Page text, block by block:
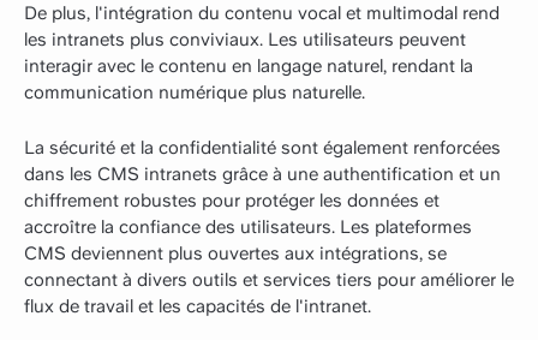
De plus, l'intégration du contenu vocal et multimodal rend
les intranets plus conviviaux. Les utilisateurs peuvent
interagir avec le contenu en langage naturel, rendant la
communication numérique plus naturelle.
La sécurité et la confidentialité sont également renforcées
dans les CMS intranets grâce à une authentification et un
chiffrement robustes pour protéger les données et
accroître la confiance des utilisateurs. Les plateformes
CMS deviennent plus ouvertes aux intégrations, se
connectant à divers outils et services tiers pour améliorer le
flux de travail et les capacités de l'intranet.